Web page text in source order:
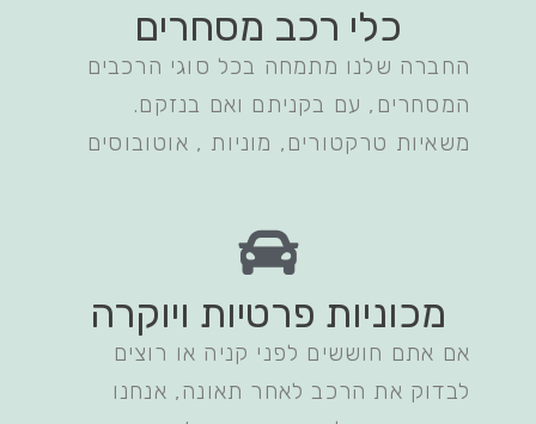
כלי רכב מסחרים
החברה שלנו מתמחה בכל סוגי הרכבים
המסחרים, עם בקניתם ואם בנזקם.
משאיות טרקטורים, מוניות , אוטובוסים
מכוניות פרטיות ויוקרה
אם אתם חוששים לפני קניה או רוצים
לבדוק את הרכב לאחר תאונה, אנחנו